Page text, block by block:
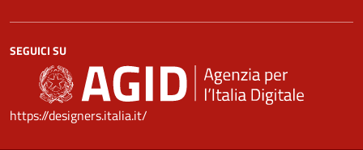
SEGUICI SU
https://designers.italia.it/